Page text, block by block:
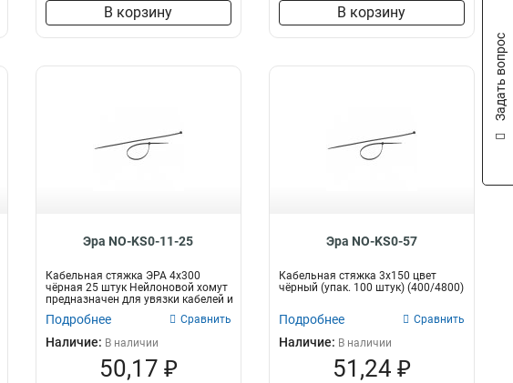
В корзину В корзину
Эра NO-KS0-11-25
Кабельная стяжка ЭРА 4x300
чёрная 25 штук Нейлоновой хомут
предназначен для увязки кабелей и
Подробнее Сравнить
Наличие: В наличии
50,17 ₽
Эра NO-KS0-57
Кабельная стяжка 3х150 цвет
чёрный (упак. 100 штук) (400/4800)
Подробнее Сравнить
Наличие: В наличии
51,24 ₽
Задать вопрос